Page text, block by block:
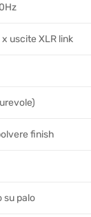
uscite XLR link
finish
su palo